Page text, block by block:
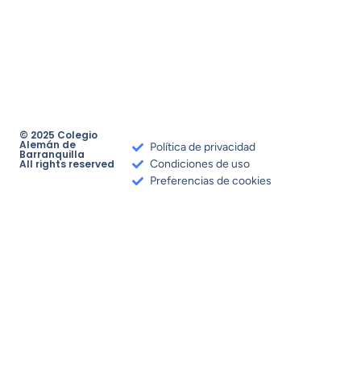
© 2025 Colegio
Alemán de
Barranquilla
All rights reserved
Política de privacidad
Condiciones de uso
Preferencias de cookies